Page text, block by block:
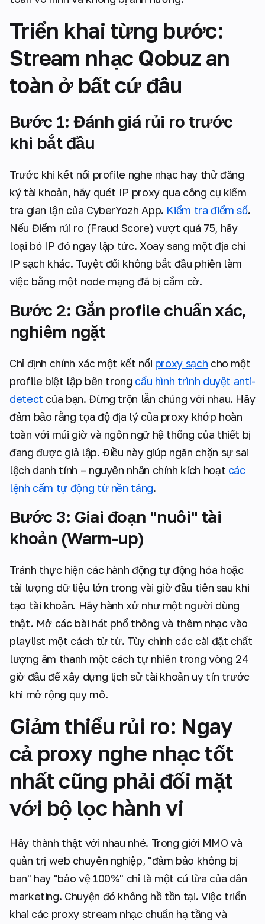
Triển khai từng bước:
Stream nhạc Qobuz an
toàn ở bất cứ đâu
Bước 1: Đánh giá rủi ro trước
khi bắt đầu
Trước khi kết nối profile nghe nhạc hay thử đăng
ký tài khoản, hãy quét IP proxy qua công cụ kiểm
tra gian lận của CyberYozh App. Kiểm tra điểm số.
Nếu Điểm rủi ro (Fraud Score) vượt quá 75, hãy
loại bỏ IP đó ngay lập tức. Xoay sang một địa chỉ
IP sạch khác. Tuyệt đối không bắt đầu phiên làm
việc bằng một node mạng đã bị cắm cờ.
Bước 2: Gắn profile chuẩn xác,
nghiêm ngặt
Chỉ định chính xác một kết nối proxy sạch cho một
profile biệt lập bên trong cấu hình trình duyệt anti-
detect của bạn. Đừng trộn lẫn chúng với nhau. Hãy
đảm bảo rằng tọa độ địa lý của proxy khớp hoàn
toàn với múi giờ và ngôn ngữ hệ thống của thiết bị
đang được giả lập. Điều này giúp ngăn chặn sự sai
lệch danh tính – nguyên nhân chính kích hoạt các
lệnh cấm tự động từ nền tảng.
Bước 3: Giai đoạn "nuôi" tài
khoản (Warm-up)
Tránh thực hiện các hành động tự động hóa hoặc
tải lượng dữ liệu lớn trong vài giờ đầu tiên sau khi
tạo tài khoản. Hãy hành xử như một người dùng
thật. Mở các bài hát phổ thông và thêm nhạc vào
playlist một cách từ từ. Tùy chỉnh các cài đặt chất
lượng âm thanh một cách tự nhiên trong vòng 24
giờ đầu để xây dựng lịch sử tài khoản uy tín trước
khi mở rộng quy mô.
Giảm thiểu rủi ro: Ngay
cả proxy nghe nhạc tốt
nhất cũng phải đối mặt
với bộ lọc hành vi
Hãy thành thật với nhau nhé. Trong giới MMO và
quản trị web chuyên nghiệp, "đảm bảo không bị
ban" hay "bảo vệ 100%" chỉ là một cú lừa của dân
marketing. Chuyện đó không hề tồn tại. Việc triển
khai các proxy stream nhạc chuẩn hạ tầng và